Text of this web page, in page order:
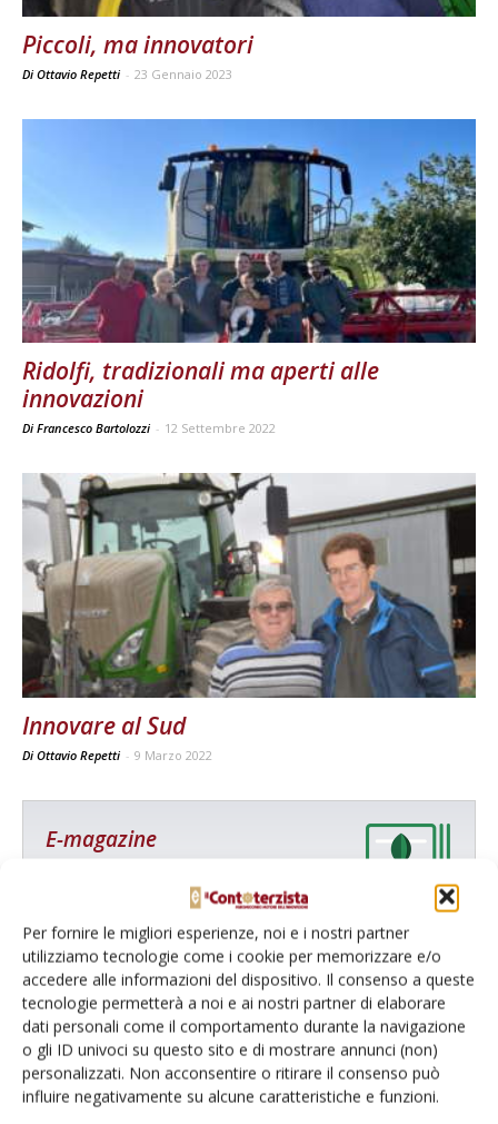
Per fornire le migliori esperienze, noi e i nostri partner
utilizziamo tecnologie come i cookie per memorizzare e/o
accedere alle informazioni del dispositivo. Il consenso a queste
tecnologie permetterà a noi e ai nostri partner di elaborare
dati personali come il comportamento durante la navigazione
o gli ID univoci su questo sito e di mostrare annunci (non)
personalizzati. Non acconsentire o ritirare il consenso può
influire negativamente su alcune caratteristiche e funzioni.
Piccoli, ma innovatori
Di Ottavio Repetti - 23 Gennaio 2023
Ridolfi, tradizionali ma aperti alle
innovazioni
Di Francesco Bartolozzi - 12 Settembre 2022
Innovare al Sud
Di Ottavio Repetti - 9 Marzo 2022
E-magazine
Catalogo Aziende e Prodotti
Un modo semplice per cercare un'azienda o un